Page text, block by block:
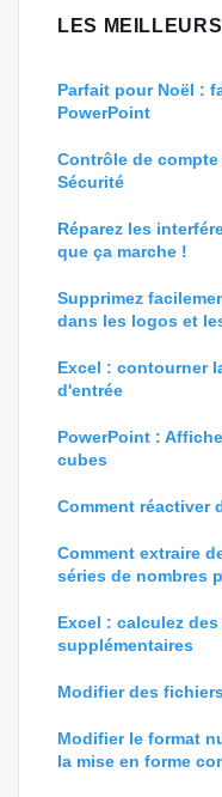
LES
Parfait pour Noël :
PowerPoint
Contrôle de
Sécurité
Réparez les
que ça marche !
Supprimez
dans les logos et
Excel : contourner
d'entrée
PowerPoint :
cubes
Comment réactiver
Comment extraire
séries de nombres
Excel : calculez
supplémentaires
Modifier des
Modifier le format
la mise en forme